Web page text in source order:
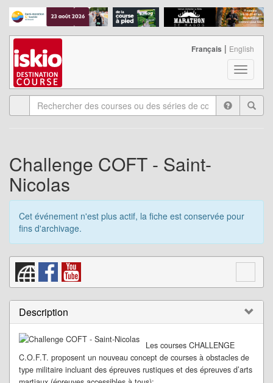
T
o
g
l
t
o
n
Français | English
Challenge COFT - Saint-
Nicolas
Cet événement n'est plus actif, la fiche est conservée pour
fins d'archivage.
Description
Les courses CHALLENGE
C.O.F.T. proposent un nouveau concept de courses à obstacles de
type militaire incluant des épreuves rustiques et des épreuves d’arts